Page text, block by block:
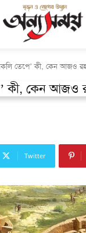
তেপে’ কী, কেন আজও
কী, কেন আজও
Twitter